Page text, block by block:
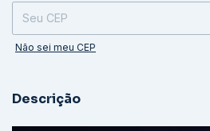
Não sei meu CEP
Descrição